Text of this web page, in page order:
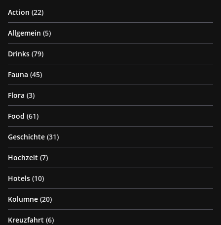
Action (22)
Allgemein (5)
Drinks (79)
Fauna (45)
Flora (3)
Food (61)
Geschichte (31)
Hochzeit (7)
Hotels (10)
Kolumne (20)
Kreuzfahrt (6)